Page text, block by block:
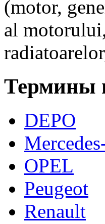
(motor,
al
Термины
DEPO
OPEL
Peugeot
Renault